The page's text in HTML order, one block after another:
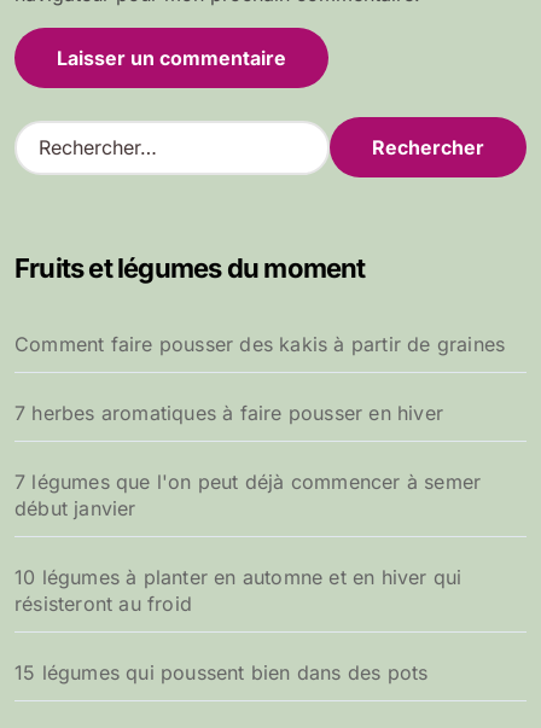
R
e
r
e
r
:
Fruits et légumes du moment
Comment faire pousser des kakis à partir de graines
7 herbes aromatiques à faire pousser en hiver
7 légumes que l'on peut déjà commencer à semer
début janvier
10 légumes à planter en automne et en hiver qui
résisteront au froid
15 légumes qui poussent bien dans des pots